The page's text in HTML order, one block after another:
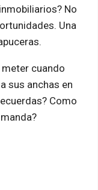
No
Una
cuando
sus anchas en
Como